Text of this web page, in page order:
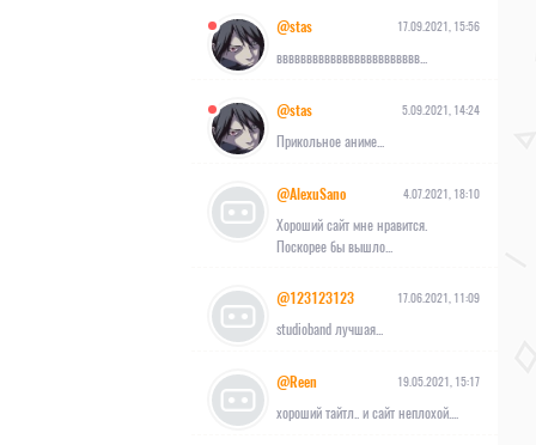
@stas 17.09.2021, 15:56
вввввввввввввввввввввввв...
@stas 5.09.2021, 14:24
Прикольное аниме...
@AlexuSano 4.07.2021, 18:10
Хороший сайт мне нравится.
Поскорее бы вышло...
@123123123 17.06.2021, 11:09
studioband лучшая...
@Reen 19.05.2021, 15:17
хороший тайтл.. и сайт неплохой....